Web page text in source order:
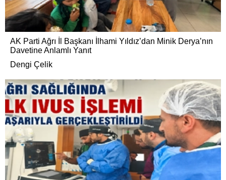
AK Parti Ağrı İl Başkanı İlhami Yıldız’dan Minik Derya’nın
Davetine Anlamlı Yanıt
Dengi Çelik